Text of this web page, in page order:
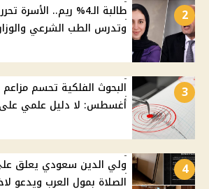
2
طالبة الـ4% ريم..
وتدرس الطب الشرعي
3
أغسطس: لا دليل علمي على
4
ولي الدين سعودي يعلق
الصلاة بمول العرب ويدعو